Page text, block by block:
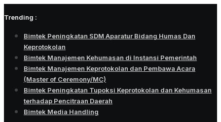
to
Trending :
Bimtek Peningkatan SDM Aparatur Bidang Humas Dan
Keprotokolan
Bimtek Manajemen Kehumasan di Instansi Pemerintah
Bimtek Manajemen Keprotokolan dan Pembawa Acara
(Master of Ceremony/MC)
Bimtek Peningkatan Tupoksi Keprotokolan dan Kehumasan
terhadap Pencitraan Daerah
Bimtek Media Handling